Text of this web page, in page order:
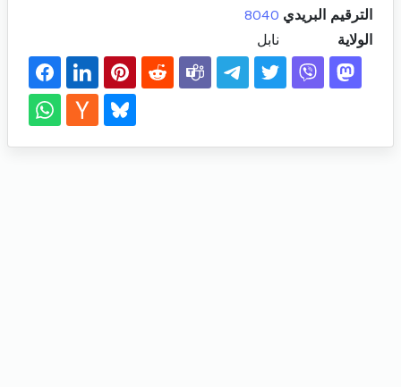
الترقيم البريدي 8040
الولاية
نابل